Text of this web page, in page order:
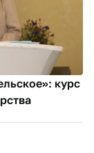
курс